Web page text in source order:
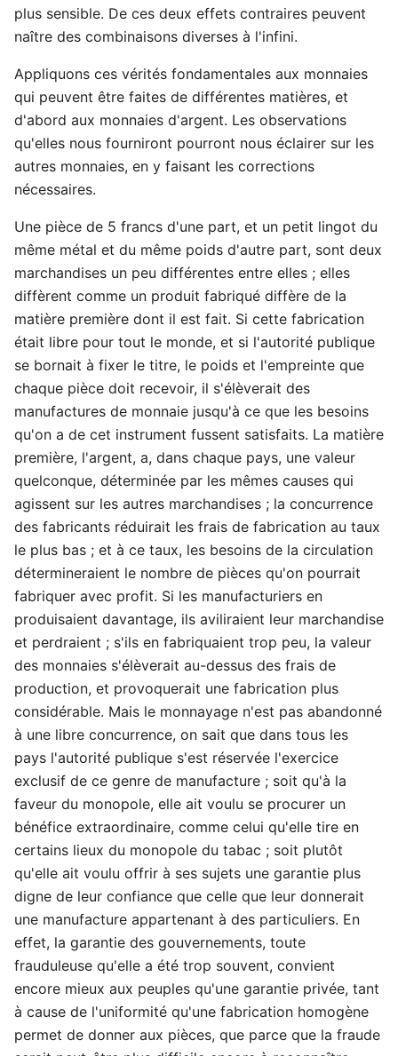
plus sensible. De ces deux effets contraires peuvent
naître des combinaisons diverses à l'infini.
Appliquons ces vérités fondamentales aux monnaies
qui peuvent être faites de différentes matières, et
d'abord aux monnaies d'argent. Les observations
qu'elles nous fourniront pourront nous éclairer sur les
autres monnaies, en y faisant les corrections
nécessaires.
Une pièce de 5 francs d'une part, et un petit lingot du
même métal et du même poids d'autre part, sont deux
marchandises un peu différentes entre elles ; elles
diffèrent comme un produit fabriqué diffère de la
matière première dont il est fait. Si cette fabrication
était libre pour tout le monde, et si l'autorité publique
se bornait à fixer le titre, le poids et l'empreinte que
chaque pièce doit recevoir, il s'élèverait des
manufactures de monnaie jusqu'à ce que les besoins
qu'on a de cet instrument fussent satisfaits. La matière
première, l'argent, a, dans chaque pays, une valeur
quelconque, déterminée par les mêmes causes qui
agissent sur les autres marchandises ; la concurrence
des fabricants réduirait les frais de fabrication au taux
le plus bas ; et à ce taux, les besoins de la circulation
détermineraient le nombre de pièces qu'on pourrait
fabriquer avec profit. Si les manufacturiers en
produisaient davantage, ils aviliraient leur marchandise
et perdraient ; s'ils en fabriquaient trop peu, la valeur
des monnaies s'élèverait au-dessus des frais de
production, et provoquerait une fabrication plus
considérable. Mais le monnayage n'est pas abandonné
à une libre concurrence, on sait que dans tous les
pays l'autorité publique s'est réservée l'exercice
exclusif de ce genre de manufacture ; soit qu'à la
faveur du monopole, elle ait voulu se procurer un
bénéfice extraordinaire, comme celui qu'elle tire en
certains lieux du monopole du tabac ; soit plutôt
qu'elle ait voulu offrir à ses sujets une garantie plus
digne de leur confiance que celle que leur donnerait
une manufacture appartenant à des particuliers. En
effet, la garantie des gouvernements, toute
frauduleuse qu'elle a été trop souvent, convient
encore mieux aux peuples qu'une garantie privée, tant
à cause de l'uniformité qu'une fabrication homogène
permet de donner aux pièces, que parce que la fraude